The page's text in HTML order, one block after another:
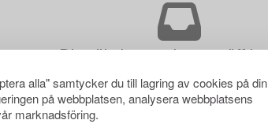
alla" samtycker du till lagring av cookies på din
på webbplatsen, analysera webbplatsens
marknadsföring.